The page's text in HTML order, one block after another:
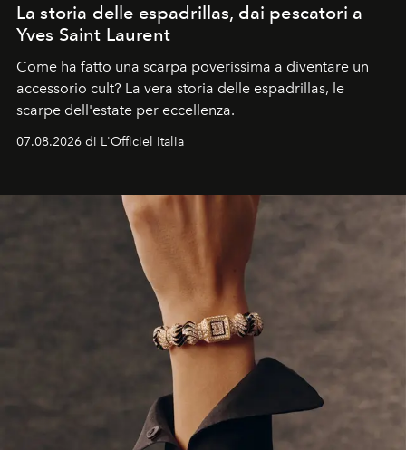
La storia delle espadrillas, dai pescatori a
Yves Saint Laurent
Come ha fatto una scarpa poverissima a diventare un
accessorio cult? La vera storia delle espadrillas, le
scarpe dell'estate per eccellenza.
07.08.2026 di L'Officiel Italia